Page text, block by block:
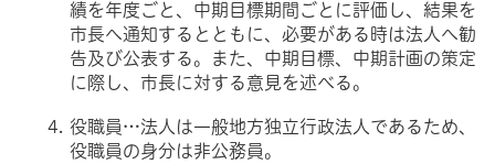
績を年度ごと、中期目標期間ごとに評価し、結果を
市長へ通知するとともに、必要がある時は法人へ勧
告及び公表する。また、中期目標、中期計画の策定
に際し、市長に対する意見を述べる。
役職員…法人は一般地方独立行政法人であるため、
役職員の身分は非公務員。